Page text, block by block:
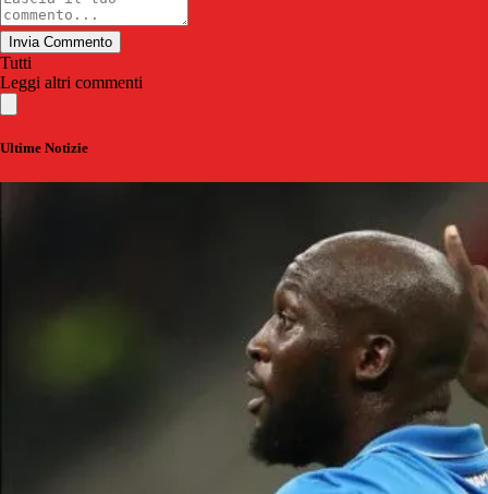
Invia Commento
Tutti
Leggi altri commenti
Ultime Notizie